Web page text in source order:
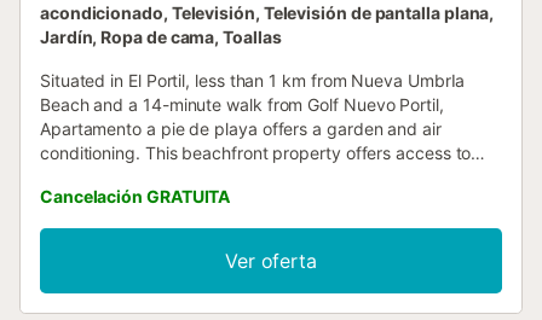
acondicionado, Televisión, Televisión de pantalla plana,
Jardín, Ropa de cama, Toallas
Situated in El Portil, less than 1 km from Nueva UmbrIa
Beach and a 14-minute walk from Golf Nuevo Portil,
Apartamento a pie de playa offers a garden and air
conditioning. This beachfront property offers access to
Cancelación GRATUITA
Ver oferta